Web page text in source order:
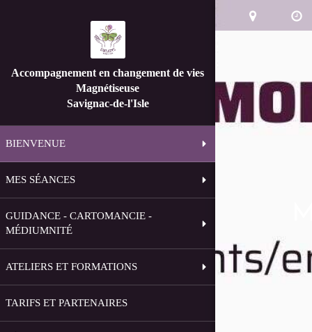
Accompagnement en changement de vies
Magnétiseuse
Savignac-de-l'Isle
BIENVENUE
MES SÉANCES
GUIDANCE - CARTOMANCIE -
MÉDIUMNITÉ
ATELIERS ET FORMATIONS
TARIFS ET PARTENAIRES